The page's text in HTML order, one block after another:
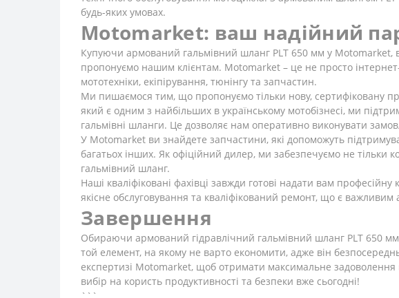
будь-яких умовах.
Motomarket: ваш надійний
Купуючи армований гальмівний шланг PLT 650 мм у Motomarket,
пропонуємо нашим клієнтам. Motomarket – це не просто
мототехніки, екіпірування, тюнінгу та запчастин.
Ми пишаємося тим, що пропонуємо тільки нову, сертифіковану
який є одним з найбільших в українському мотобізнесі, ми
гальмівні шланги. Це дозволяє нам оперативно виконувати
У Motomarket ви знайдете запчастини, які допоможуть
багатьох інших. Як офіційний дилер, ми забезпечуємо не
гальмівний шланг.
Наші кваліфіковані фахівці завжди готові надати вам
якісне обслуговування та кваліфікований ремонт, що є важливим
Завершення
Обираючи армований гідравлічний гальмівний шланг PLT 650
той елемент, на якому не варто економити, адже він
експертизі Motomarket, щоб отримати максимальне
вибір на користь продуктивності та безпеки вже сьогодні!